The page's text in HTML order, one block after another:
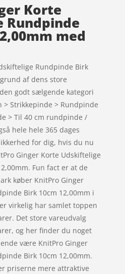
Korte
Rundpinde
med
Rundpinde Birk
af dens store
godt sælgende kategori
> Strikkepinde > Rundpinde
> Til 40 cm rundpinde /
hele hele 365 dages
for dig, hvis du nu
Ginger Korte Udskiftelige
Fun fact er at de
køber KnitPro Ginger
Birk 10cm 12,00mm i
virkelig har samlet toppen
Det store vareudvalg
og her finder du noget
være KnitPro Ginger
Birk 10cm 12,00mm.
priserne mere attraktive